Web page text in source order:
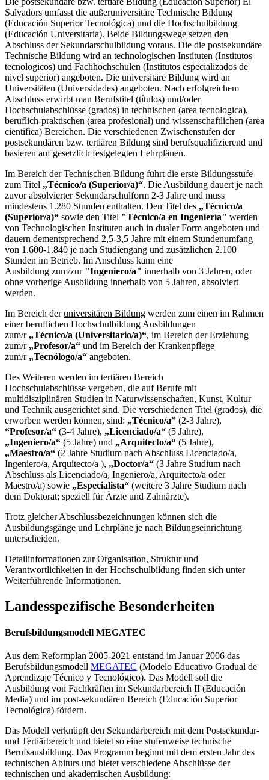
Salvadors umfasst die außeruniversitäre Technische Bildung
(Educación Superior Tecnológica) und die Hochschulbildung
(Educación Universitaria). Beide Bildungswege setzen den
Abschluss der Sekundarschulbildung voraus. Die die postsekundäre
Technische Bildung wird an technologischen Instituten (Institutos
tecnologicos) und Fachhochschulen (Institutos especializados de
nivel superior) angeboten. Die universitäre Bildung wird an
Universitäten (Universidades) angeboten. Nach erfolgreichem
Abschluss erwirbt man Berufstitel (títulos) und/oder
Hochschulabschlüsse (grados) in technischen (area tecnologica),
beruflich-praktischen (area profesional) und wissenschaftlichen (area
cientifica) Bereichen. Die verschiedenen Zwischenstufen der
postsekundären bzw. tertiären Bildung sind berufsqualifizierend und
basieren auf gesetzlich festgelegten Lehrplänen.
Im Bereich derTechnischen Bildung führt die erste Bildungsstufe
zum Titel „Técnico/a (Superior/a)“. Die Ausbildung dauert je nach
zuvor absolvierter Sekundarschulform 2-3 Jahre und muss
mindestens 1.280 Stunden enthalten. Den Titel des „Técnico/a
(Superior/a)“ sowie den Titel "Técnico/a en Ingeniería" werden
von Technologischen Instituten auch in dualer Form angeboten und
dauern dementsprechend 2,5-3,5 Jahre mit einem Stundenumfang
von 1.600-1.840 je nach Studiengang und zusätzlichen 2.100
Stunden im Betrieb. Im Anschluss kann eine
Ausbildung zum/zur "Ingeniero/a" innerhalb von 3 Jahren, oder
ohne vorherige Ausbildung innerhalb von 5 Jahren, absolviert
werden.
Im Bereich deruniversitären Bildung werden zum einen im Rahmen
einer beruflichen Hochschulbildung Ausbildungen
zum/r „Técnico/a (Universitario/a)“, im Bereich der Erziehung
zum/r „Profesor/a“ und im Bereich der Krankenpflege
zum/r „Tecnólogo/a“ angeboten.
Des Weiteren werden im tertiären Bereich
Hochschulabschlüsse vergeben, die auf Berufe mit
multidisziplinären Studien in Naturwissenschaften, Kunst, Kultur
und Technik ausgerichtet sind. Die verschiedenen Titel (grados), die
erworben werden können, sind: „Técnico/a” (2-3 Jahre),
“Profesor/a“ (3-4 Jahre), „Licenciado/a“ (5 Jahre),
„Ingeniero/a“ (5 Jahre) und „Arquitecto/a“ (5 Jahre),
„Maestro/a“ (2 Jahre Studium nach Abschluss Licenciado/a,
Ingeniero/a, Arquitecto/a ), „Doctor/a“ (3 Jahre Studium nach
Abschluss als Licenciado/a, Ingeniero/a, Arquitecto/a oder
Maestro/a) sowie „Especialista“ (weitere 3 Jahre Studium nach
dem Doktorat; speziell für Ärzte und Zahnärzte).
Trotz gleicher Abschlussbezeichnungen können sich die
Ausbildungsgänge und Lehrpläne je nach Bildungseinrichtung
unterscheiden.
Detailinformationen zur Organisation, Struktur und
Verantwortlichkeiten in der Hochschulbildung finden sich unter
Weiterführende Informationen.
Landesspezifische Besonderheiten
Berufsbildungsmodell MEGATEC
Aus dem Reformplan 2005-2021 entstand im Januar 2006 das
Berufsbildungsmodell MEGATEC (Modelo Educativo Gradual de
Aprendizaje Técnico y Tecnológico). Das Modell soll die
Ausbildung von Fachkräften im Sekundarbereich II (Educación
Media) und im post-sekundären Bereich (Educación Superior
Tecnológica) fördern.
Das Modell verknüpft den Sekundarbereich mit dem Postsekundar-
und Tertiärbereich und bietet so eine stufenweise technische
Berufsausbildung. Das Programm beginnt mit dem ersten Jahr des
technischen Abiturs und bietet verschiedene Abschlüsse der
technischen und akademischen Ausbildung: